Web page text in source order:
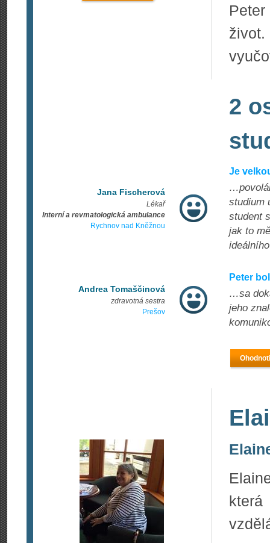
2
Jana Fischerová
Lékař
Interní a revmatologická ambulance
Rychnov nad Kněžnou
Je
studium
student
jak to
Andrea Tomaščinová
zdravotná sestra
Prešov
Peter
…sa
jeho